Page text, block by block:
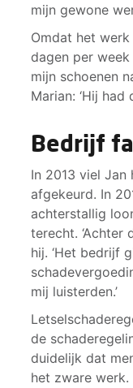
mijn gewone
Omdat het
dagen per
mijn schoenen
Marian: ‘Hij
Bedrijf
In 2013 viel
afgekeurd. In
achterstallig
terecht. ‘Achter
hij. ‘Het bedrijf
mij luisterden.’
de
duidelijk dat
het zware